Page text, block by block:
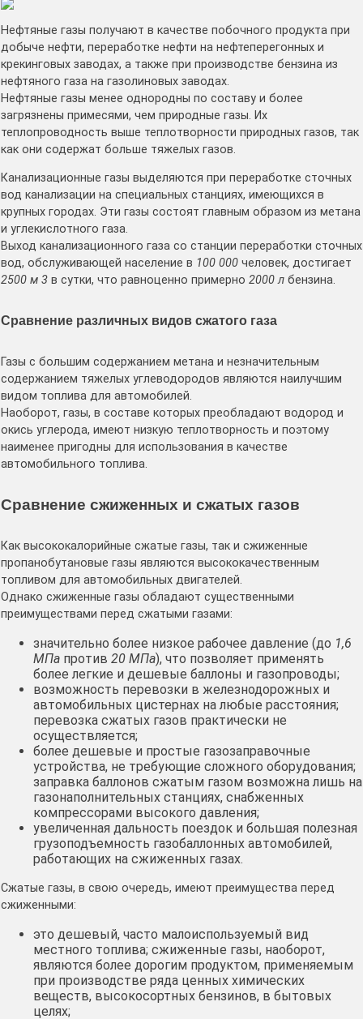
Нефтяные газы получают в качестве побочного продукта при
добыче нефти, переработке нефти на нефтеперегонных и
крекинговых заводах, а также при производстве бензина из
нефтяного газа на газолиновых заводах.
Нефтяные газы менее однородны по составу и более
загрязнены примесями, чем природные газы. Их
теплопроводность выше теплотворности природных газов, так
как они содержат больше тяжелых газов.
Канализационные газы выделяются при переработке сточных
вод канализации на специальных станциях, имеющихся в
крупных городах. Эти газы состоят главным образом из метана
и углекислотного газа.
Выход канализационного газа со станции переработки сточных
вод, обслуживающей население в 100 000 человек, достигает
2500 м 3 в сутки, что равноценно примерно 2000 л бензина.
Сравнение различных видов сжатого газа
Газы с большим содержанием метана и незначительным
содержанием тяжелых углеводородов являются наилучшим
видом топлива для автомобилей.
Наоборот, газы, в составе которых преобладают водород и
окись углерода, имеют низкую теплотворность и поэтому
наименее пригодны для использования в качестве
автомобильного топлива.
Сравнение сжиженных и сжатых газов
Как высококалорийные сжатые газы, так и сжиженные
пропанобутановые газы являются высококачественным
топливом для автомобильных двигателей.
Однако сжиженные газы обладают существенными
преимуществами перед сжатыми газами:
значительно более низкое рабочее давление (до 1,6
МПа против 20 МПа), что позволяет применять
более легкие и дешевые баллоны и газопроводы;
возможность перевозки в железнодорожных и
автомобильных цистернах на любые расстояния;
перевозка сжатых газов практически не
осуществляется;
более дешевые и простые газозаправочные
устройства, не требующие сложного оборудования;
заправка баллонов сжатым газом возможна лишь на
газонаполнительных станциях, снабженных
компрессорами высокого давления;
увеличенная дальность поездок и большая полезная
грузоподъемность газобаллонных автомобилей,
работающих на сжиженных газах.
Сжатые газы, в свою очередь, имеют преимущества перед
сжиженными:
это дешевый, часто малоиспользуемый вид
местного топлива; сжиженные газы, наоборот,
являются более дорогим продуктом, применяемым
при производстве ряда ценных химических
веществ, высокосортных бензинов, в бытовых
целях;